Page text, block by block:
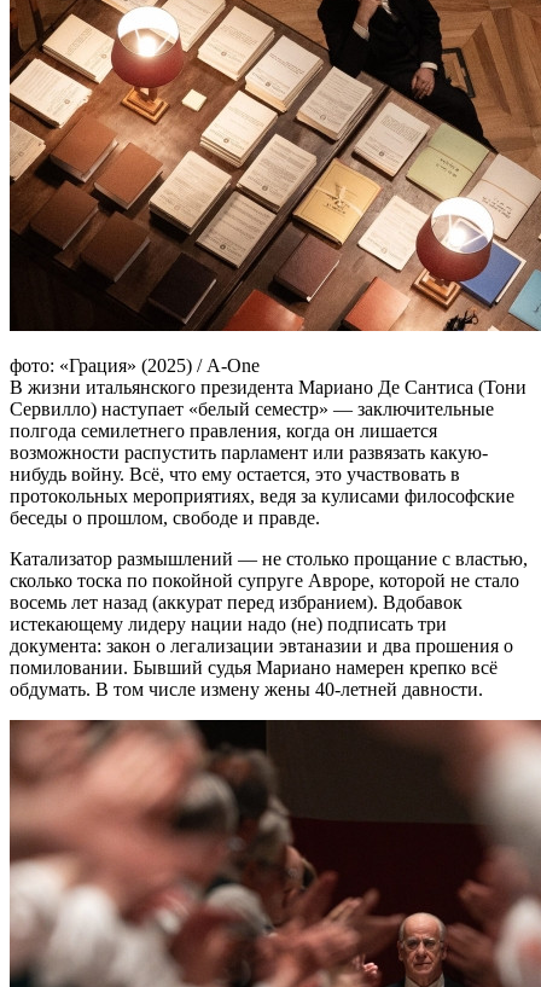
фото: «Грация» (2025) / A-One
В жизни итальянского президента Мариано Де Сантиса (Тони
Сервилло) наступает «белый семестр» — заключительные
полгода семилетнего правления, когда он лишается
возможности распустить парламент или развязать какую-
нибудь войну. Всё, что ему остается, это участвовать в
протокольных мероприятиях, ведя за кулисами философские
беседы о прошлом, свободе и правде.
Катализатор размышлений — не столько прощание с властью,
сколько тоска по покойной супруге Авроре, которой не стало
восемь лет назад (аккурат перед избранием). Вдобавок
истекающему лидеру нации надо (не) подписать три
документа: закон о легализации эвтаназии и два прошения о
помиловании. Бывший судья Мариано намерен крепко всё
обдумать. В том числе измену жены 40-летней давности.